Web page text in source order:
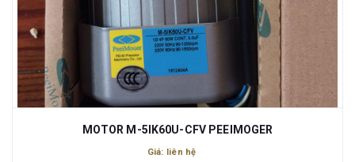
MOTOR M-5IK60U-CFV PEEIMOGER
Giá: liên hệ